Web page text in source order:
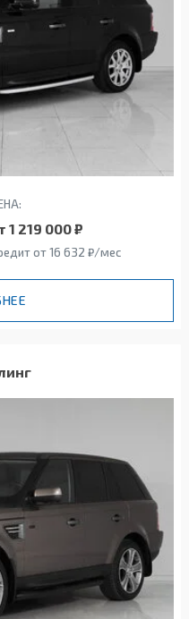
1 219 000 ₽
от 16 632 ₽/мес